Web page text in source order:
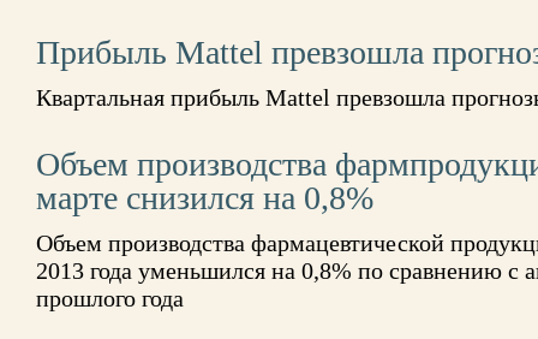
Прибыль Mattel превзошла
Квартальная прибыль Mattel превзошла
Объем производства
марте снизился на 0,8%
Объем производства фармацевтической
2013 года уменьшился на 0,8% по сравнению с
прошлого года